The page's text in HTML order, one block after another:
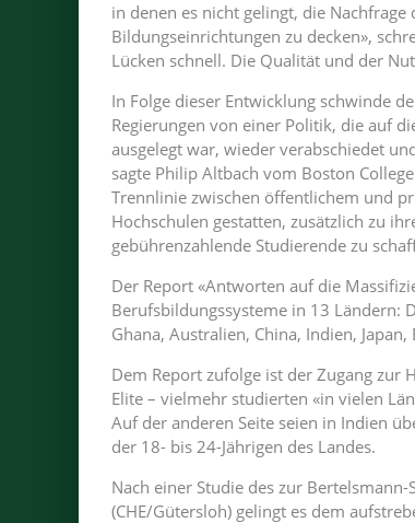
in denen es nicht gelingt, die
Bildungseinrichtungen zu decken»,
Lücken schnell. Die Qualität und der
In Folge dieser Entwicklung schwinde
Regierungen von einer Politik, die auf
ausgelegt war, wieder verabschiedet
sagte Philip Altbach vom Boston
Trennlinie zwischen öffentlichem und
Hochschulen gestatten, zusätzlich zu
gebührenzahlende Studierende zu
Der Report «Antworten auf die
Berufsbildungssysteme in 13 Ländern:
Ghana, Australien, China, Indien,
Dem Report zufolge ist der Zugang zur
Elite – vielmehr studierten «in vielen
Auf der anderen Seite seien in Indien
der 18- bis 24-Jährigen des Landes.
Nach einer Studie des zur
(CHE/Gütersloh) gelingt es dem